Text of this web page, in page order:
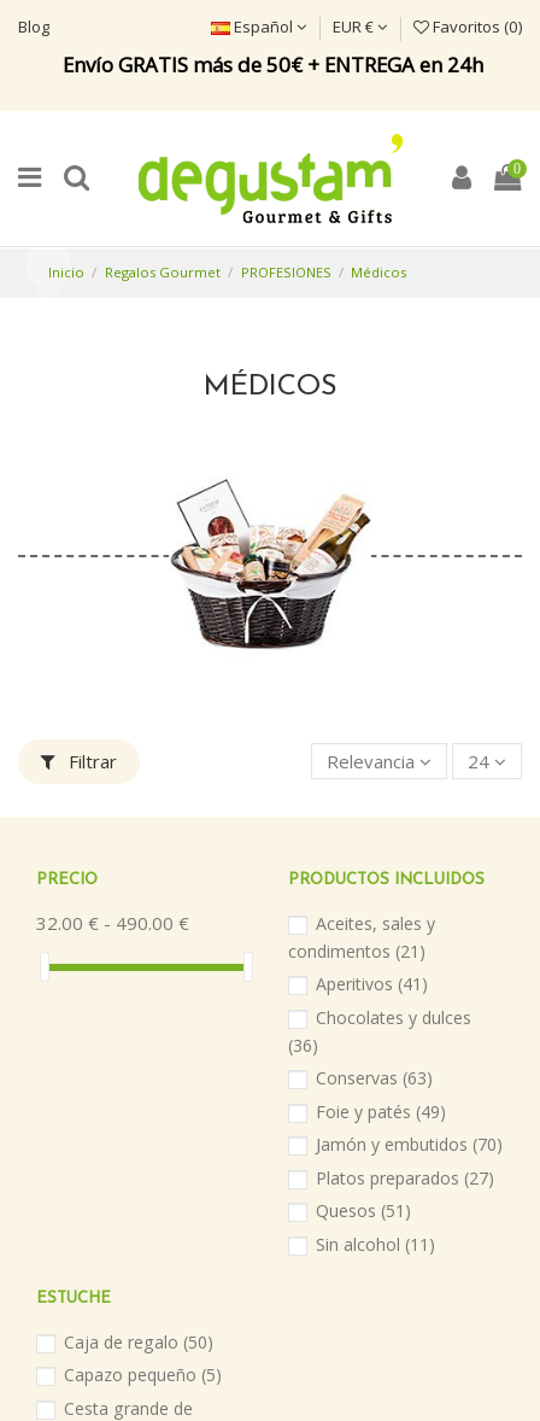
Blog
Envío GRATIS más de 50€ + ENTREGA en 24h
Español EUR € Favoritos (0)
0
Inicio Regalos Gourmet PROFESIONES Médicos
MÉDICOS
Filtrar Relevancia 24
PRECIO
32.00 € - 490.00 €
PRODUCTOS INCLUIDOS
Aceites, sales y
condimentos (21)
Aperitivos (41)
Chocolates y dulces
(36)
Conservas (63)
Foie y patés (49)
Jamón y embutidos (70)
Platos preparados (27)
Quesos (51)
Sin alcohol (11)
ESTUCHE
Caja de regalo (50)
Capazo pequeño (5)
Cesta grande de